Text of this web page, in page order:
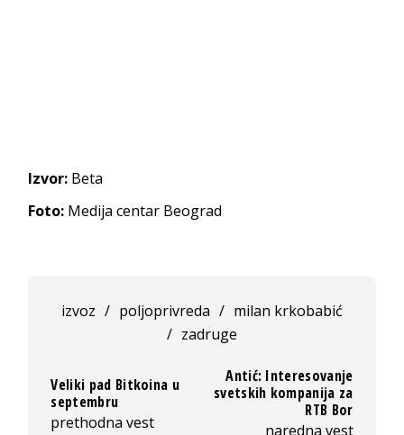
Izvor: Beta
Foto: Medija centar Beograd
izvoz / poljoprivreda / milan krkobabić
/ zadruge
Veliki pad Bitkoina u
septembru
prethodna vest
Antić: Interesovanje
svetskih kompanija za
RTB Bor
naredna vest